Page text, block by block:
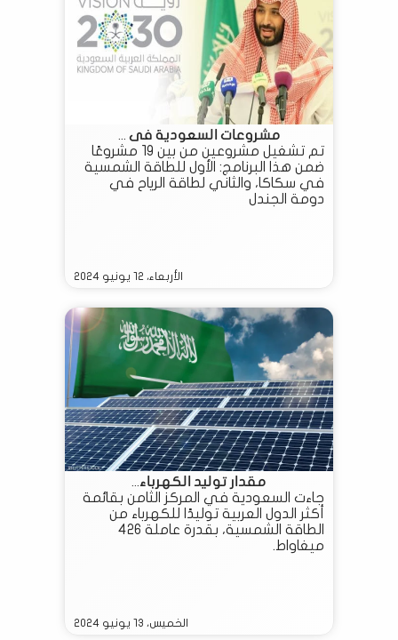
مشروعات السعودية فى ...
تم تشغيل مشروعين من بين 19 مشروعًا
ضمن هذا البرنامج: الأول للطاقة الشمسية
في سكاكا، والثاني لطاقة الرياح في
دومة الجندل
الأربعاء، ١٢ يونيو ٢٠٢٤
مقدار توليد الكهرباء...
جاءت السعودية في المركز الثامن بقائمة
أكثر الدول العربية توليدًا للكهرباء من
الطاقة الشمسية، بقدرة عاملة 426
ميغاواط.
الخميس، ١٣ يونيو ٢٠٢٤